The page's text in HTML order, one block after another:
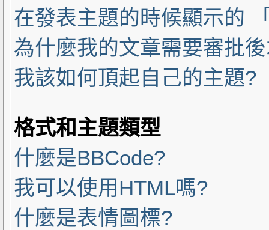
在發表主題的時候顯示的
為什麼我的文章需要審批
我該如何頂起自己的主題?
格式和主題類型
什麼是BBCode?
我可以使用HTML嗎?
什麼是表情圖標?